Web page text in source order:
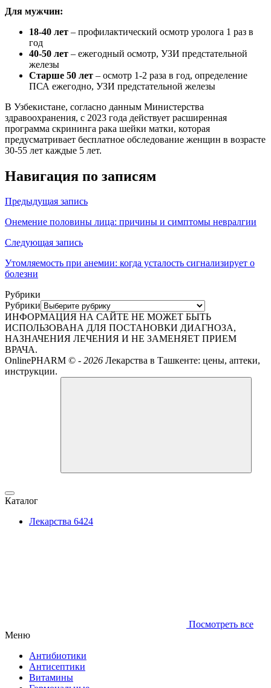
Для мужчин:
18-40 лет – профилактический осмотр уролога 1 раз в
год
40-50 лет – ежегодный осмотр, УЗИ предстательной
железы
Старше 50 лет – осмотр 1-2 раза в год, определение
ПСА ежегодно, УЗИ предстательной железы
В Узбекистане, согласно данным Министерства
здравоохранения, с 2023 года действует расширенная
программа скрининга рака шейки матки, которая
предусматривает бесплатное обследование женщин в возрасте
30-55 лет каждые 5 лет.
Навигация по записям
Предыдущая запись
Онемение половины лица: причины и симптомы невралгии
Следующая запись
Утомляемость при анемии: когда усталость сигнализирует о
болезни
Рубрики
Рубрики
ИНФОРМАЦИЯ НА САЙТЕ НЕ МОЖЕТ БЫТЬ
ИСПОЛЬЗОВАНА ДЛЯ ПОСТАНОВКИ ДИАГНОЗА,
НАЗНАЧЕНИЯ ЛЕЧЕНИЯ И НЕ ЗАМЕНЯЕТ ПРИЕМ
ВРАЧА.
OnlinePHARM © - 2026 Лекарства в Ташкенте: цены, аптеки,
инструкции.
Каталог
Лекарства 6424
Посмотреть все
Меню
Антибиотики
Антисептики
Витамины